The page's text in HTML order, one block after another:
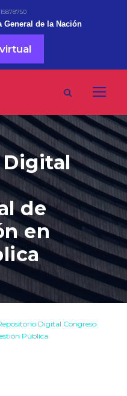
General de la Nación
de
en
Digital Congreso
Pública